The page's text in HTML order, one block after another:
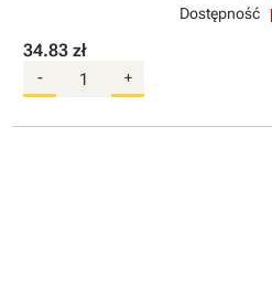
Dostępność
34.83 zł
- +